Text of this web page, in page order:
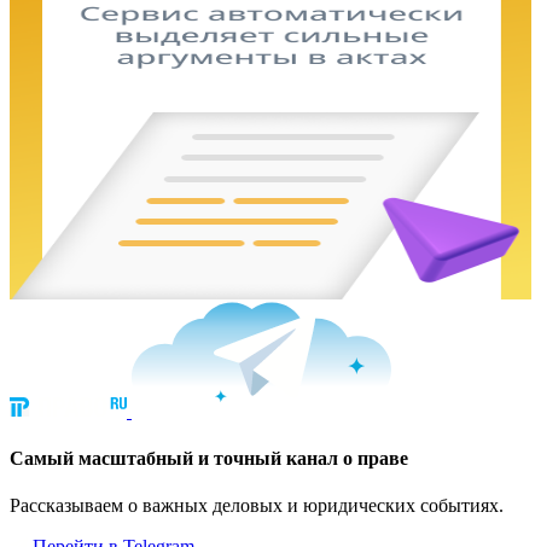
Cамый масштабный и точный канал о праве
Рассказываем о важных деловых и юридических событиях.